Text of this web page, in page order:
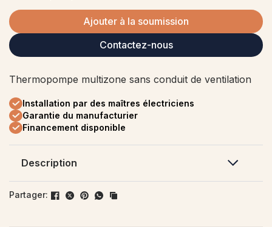
Ajouter à la soumission
Contactez-nous
Thermopompe multizone sans conduit de ventilation
Installation par des maîtres électriciens
Garantie du manufacturier
Financement disponible
Description
Optimisez votre confort avec une
Partager: